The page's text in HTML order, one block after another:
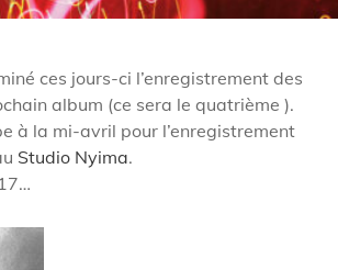
ces jours-ci l’enregistrement des
album (ce sera le quatrième ).
à la mi-avril pour l’enregistrement
Studio Nyima.